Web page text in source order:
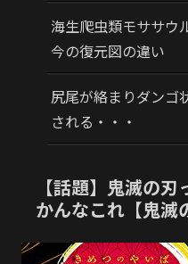
海生爬虫類モササ
今の復元図の違い
尻尾が絡まりダンゴ
される・・・
【話題】鬼滅の
かんなこれ【鬼滅